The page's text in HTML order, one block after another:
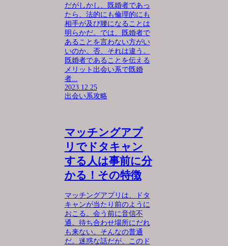
だがしかし、既婚者であっ
たら、法的にも倫理的にも
相手が及び腰になることは
明らかだ。では、既婚者で
あることを言わない方がい
いのか。否、それは違う。
既婚者であることを伝える
メリット出会い系で既婚
者...
2023.12.25
出会い系攻略
マッチングアプ
リでドタキャン
する人は事前に分
かる！その特徴
マッチングアプリは、ドタ
キャンが当たり前のように
おこる。会う前に音信不
通。待ち合わせ場所にだれ
も来ない。そんなの普通
だ。迷惑な話だが、このド